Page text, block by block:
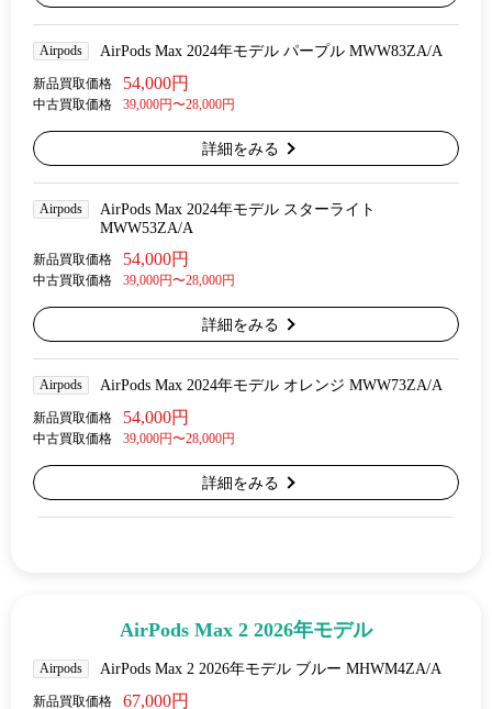
Airpods AirPods Max 2024年モデル パープル MWW83ZA/A
新品買取価格 54,000円
中古買取価格 39,000円〜28,000円
詳細をみる
Airpods
AirPods Max 2024年モデル スターライト
MWW53ZA/A
新品買取価格 54,000円
中古買取価格 39,000円〜28,000円
詳細をみる
Airpods AirPods Max 2024年モデル オレンジ MWW73ZA/A
新品買取価格 54,000円
中古買取価格 39,000円〜28,000円
詳細をみる
AirPods Max 2 2026年モデル
Airpods AirPods Max 2 2026年モデル ブルー MHWM4ZA/A
新品買取価格 67,000円